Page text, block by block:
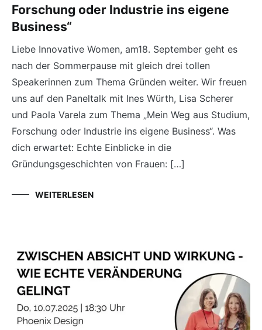
Forschung oder Industrie ins eigene
Business“
Liebe Innovative Women, am18. September geht es
nach der Sommerpause mit gleich drei tollen
Speakerinnen zum Thema Gründen weiter. Wir freuen
uns auf den Paneltalk mit Ines Würth, Lisa Scherer
und Paola Varela zum Thema „Mein Weg aus Studium,
Forschung oder Industrie ins eigene Business“. Was
dich erwartet: Echte Einblicke in die
Gründungsgeschichten von Frauen: […]
WEITERLESEN